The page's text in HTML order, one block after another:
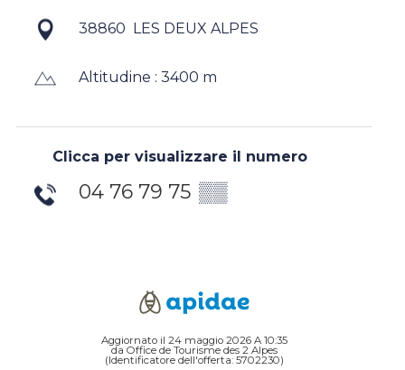
38860 LES DEUX ALPES
Altitudine : 3400 m
Clicca per visualizzare il numero
04 76 79 75 ▒▒
Aggiornato il 24 maggio 2026 A 10:35
da Office de Tourisme des 2 Alpes
(Identificatore dell'offerta: 5702230)